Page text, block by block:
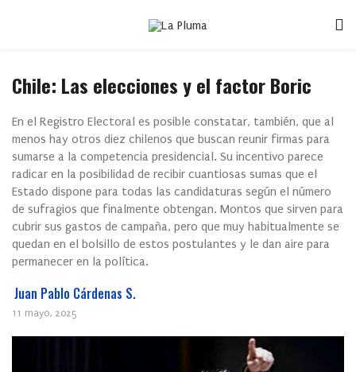
Chile: Las elecciones y el factor Boric
En el Registro Electoral es posible constatar, también, que al
menos hay otros diez chilenos que buscan reunir firmas para
sumarse a la competencia presidencial. Su incentivo parece
radicar en la posibilidad de recibir cuantiosas sumas que el
Estado dispone para todas las candidaturas según el número
de sufragios que finalmente obtengan. Montos que sirven para
cubrir sus gastos de campaña, pero que muy habitualmente se
quedan en el bolsillo de estos postulantes y le dan aire para
permanecer en la política.
Juan Pablo Cárdenas S.
11 mayo, 2025